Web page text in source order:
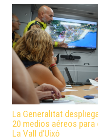
La Generalitat
20 medios aéreos
La Vall d’Uixó